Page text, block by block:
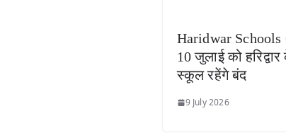
Haridwar Schools
10 जुलाई को
स्कूल रहेंगे बंद
9 July 2026